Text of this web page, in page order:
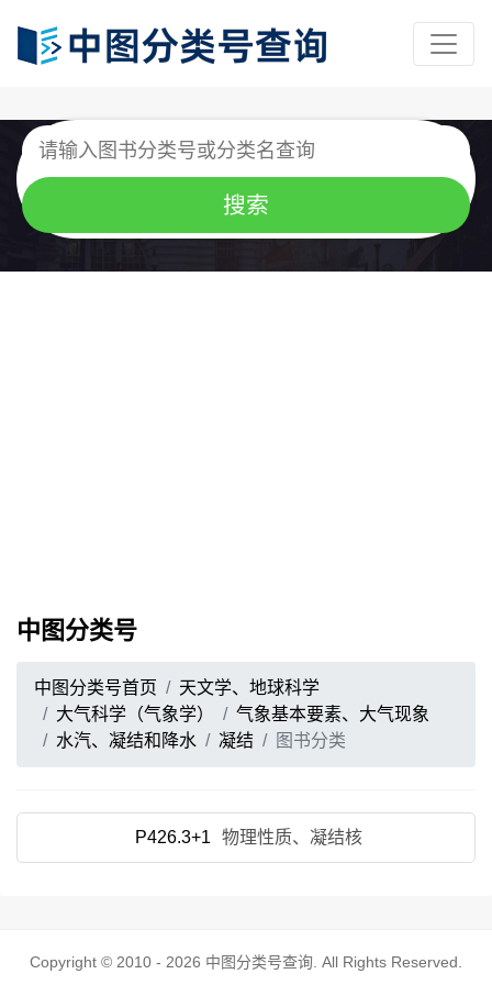
中图分类号
中图分类号首页
天文学、地球科学
大气科学（气象学）
气象基本要素、大气现象
水汽、凝结和降水
凝结 图书分类
P426.3+1 物理性质、凝结核
Copyright © 2010 - 2026 中图分类号查询 . All Rights Reserved.